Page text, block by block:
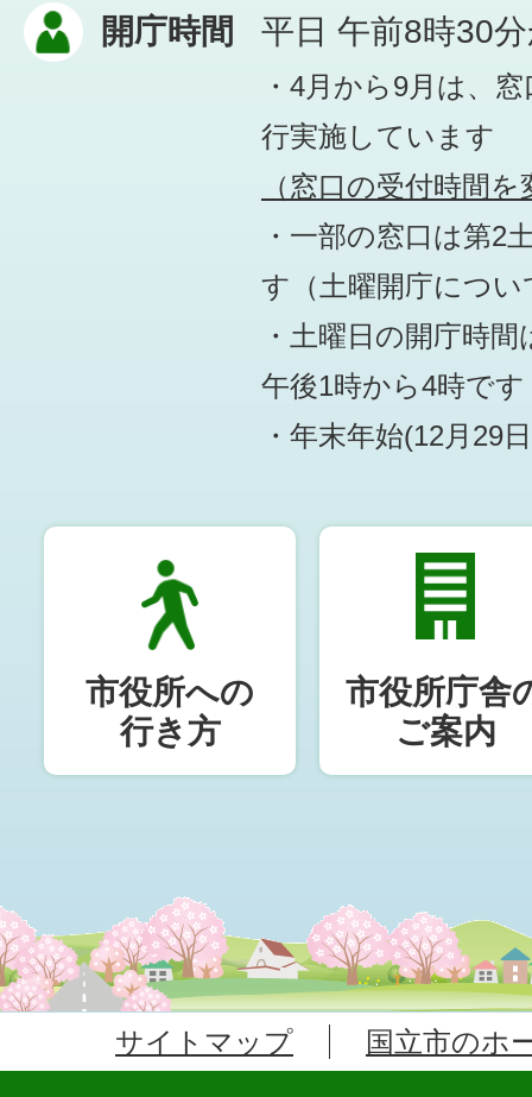
開庁時間 平日 午前8時30
・4月から9月は、
行実施しています
（窓口の受付時間
・一部の窓口は第2
す （土曜開庁につ
・土曜日の開庁時
午後1時から4時です
・年末年始(12月29
市役所への
行き方
市役所庁舎
ご案内
サイトマップ 国立市のホ